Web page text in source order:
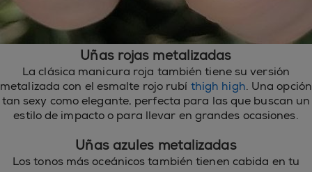
Uñas rojas metalizadas
La clásica manicura roja también tiene su versión
metalizada con el esmalte rojo rubí thigh high. Una opción
tan sexy como elegante, perfecta para las que buscan un
estilo de impacto o para llevar en grandes ocasiones.
Uñas azules metalizadas
Los tonos más oceánicos también tienen cabida en tu